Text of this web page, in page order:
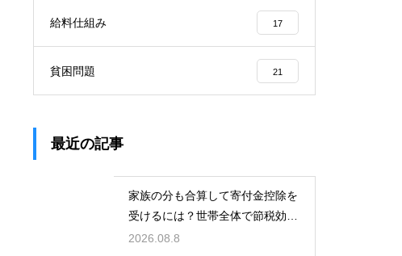
給料仕組み 17
貧困問題 21
最近の記事
家族の分も合算して寄付金控除を
受けるには？世帯全体で節税効果
をアップ
2026.08.8